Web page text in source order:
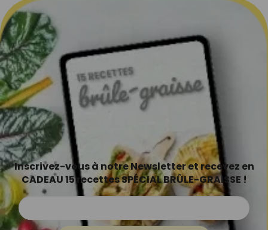
Inscrivez-vous à notre Newsletter et recevez en
CADEAU 15 recettes SPÉCIAL BRÛLE-GRAISSE !